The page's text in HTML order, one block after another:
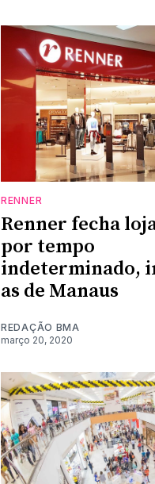
RENNER
Renner fecha
por tempo
indeterminado,
as de Manaus
REDAÇÃO BMA
março 20, 2020